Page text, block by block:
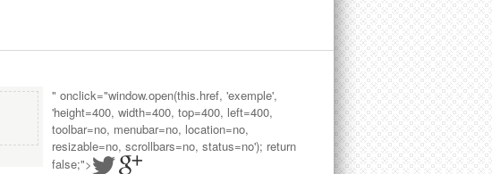
" onclick="window.open(this.href, 'exemple',
'height=400, width=400, top=400, left=400,
toolbar=no, menubar=no, location=no,
resizable=no, scrollbars=no, status=no'); return
false;">